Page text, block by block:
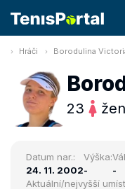
Hráči Borodulina
23
Datum nar.:
24. 11. 2002
Výška:
-
-
Aktuální/nejvyšší